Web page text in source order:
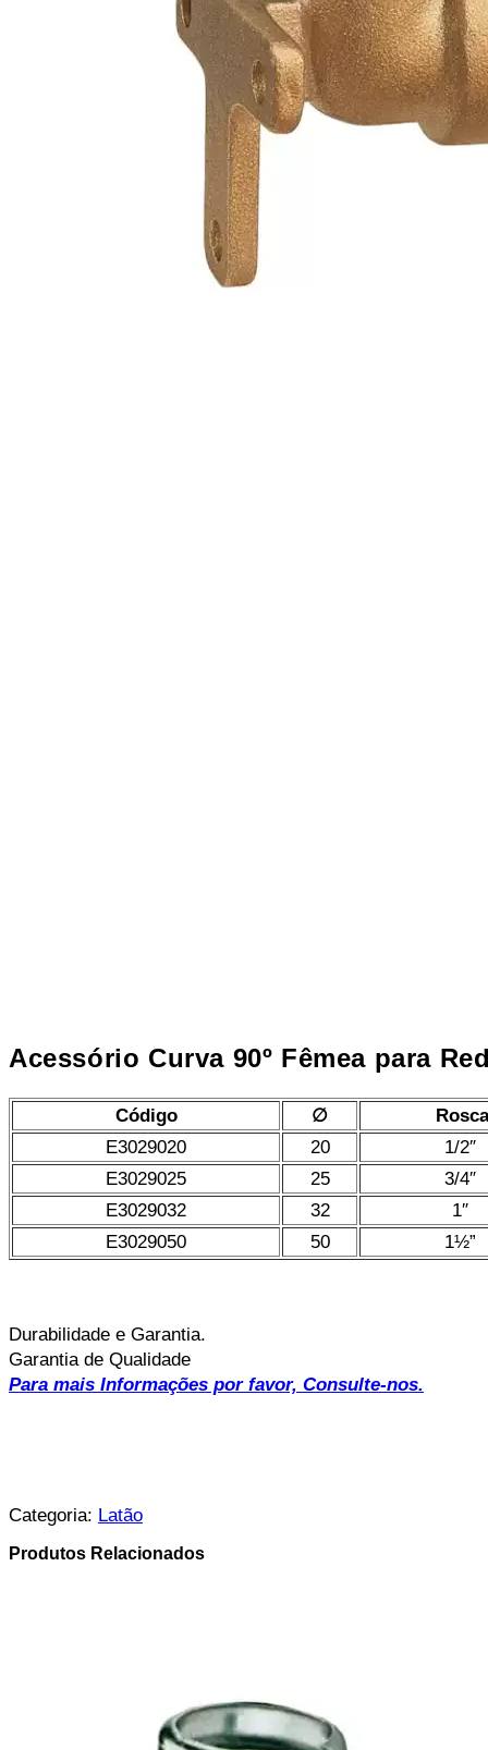
Acessório Curva 90º Fêmea para
Código ∅
Rosca
E3029020
20
1/2″
E3029025
25
3/4″
E3029032
32
1″
E3029050
50 1½”
Durabilidade e Garantia.
Garantia de Qualidade
Para mais Informações por favor, Consulte-nos.
Categoria: Latão
Produtos Relacionados